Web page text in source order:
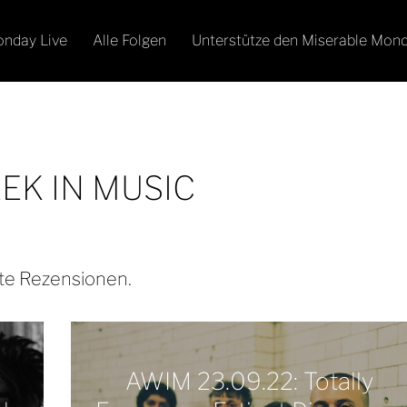
Live Alle Folgen Unterstütze den Miserable
IN MUSIC
Rezensionen.
AWIM 23.09.22: Totally